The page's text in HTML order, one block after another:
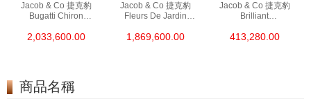
Jacob & Co 捷克豹
Bugatti Chiron
Bu200.21.Ae.Ab.Abqfa
2,033,600.00
Jacob & Co 捷克豹
Fleurs De Jardin
18kt玫瑰金/紅寶石
1,869,600.00
Jacob & Co 捷克豹
Brilliant
aa 18kt玫瑰金/鑽
413,280.00
商品名稱